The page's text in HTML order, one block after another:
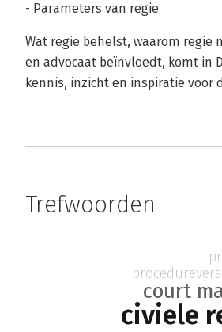
- Parameters van regie
Wat regie behelst, waarom regie
en advocaat beïnvloedt, komt in
kennis, inzicht en inspiratie voor
Trefwoorden
civiele
court